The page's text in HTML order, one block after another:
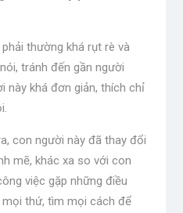
thường khá rụt rè và
tránh đến gần người
này khá đơn giản, thích chỉ
con người này đã thay đổi
mẽ, khác xa so với con
việc gặp những điều
thứ, tìm mọi cách để